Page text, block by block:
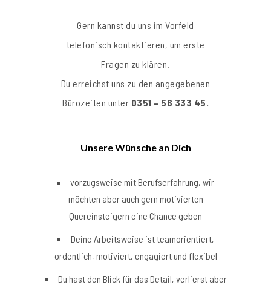
Gern kannst du uns im Vorfeld
telefonisch kontaktieren, um erste
Fragen zu klären.
Du erreichst uns zu den angegebenen
Bürozeiten unter 0351 – 56 333 45.
Unsere Wünsche an Dich
vorzugsweise mit Berufserfahrung, wir
möchten aber auch gern motivierten
Quereinsteigern eine Chance geben
Deine Arbeitsweise ist teamorientiert,
ordentlich, motiviert, engagiert und flexibel
Du hast den Blick für das Detail, verlierst aber